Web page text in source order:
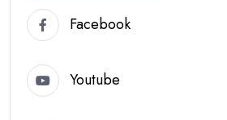
Facebook
Youtube